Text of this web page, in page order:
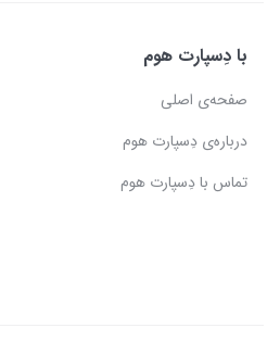
با دِسپارت هوم
صفحه‌ی اصلی
درباره‌ی دِسپارت هوم
تماس با دِسپارت هوم